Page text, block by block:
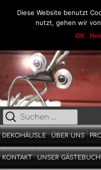
Inhalt
Dekohäusle_25
Kunst aus Stahl und Stein
Primäres
Menü
Suche
nach:
DEKOHÄUSLE ÜBER UNS
KONTAKT UNSER GÄSTEBUCH
Diese Website benutzt
nutzt, gehen wir
OK